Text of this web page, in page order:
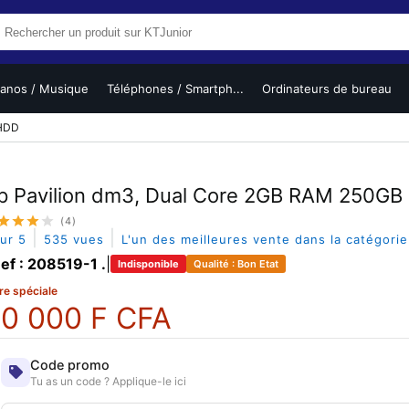
/ Musique Téléphones / Smartph... Ordinateurs de bureau
Pavilion dm3, Dual Core 2GB RAM 250GB
(4)
5 535 vues L'un des meilleures vente dans la
: 208519-1 . Indisponible Qualité : Bon Etat
spéciale
000 F CFA
Code promo
Tu as un code ? Applique-le ici